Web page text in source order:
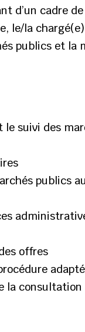
d’un cadre
le/la
publics et la
suivi des
publics
offres
la